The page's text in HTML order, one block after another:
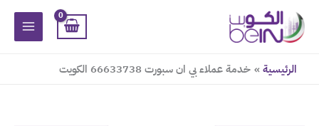
تخطي
المحتوى
الرئيسية
خدمة عملاء بي ان سبورت 66633738 الكويت